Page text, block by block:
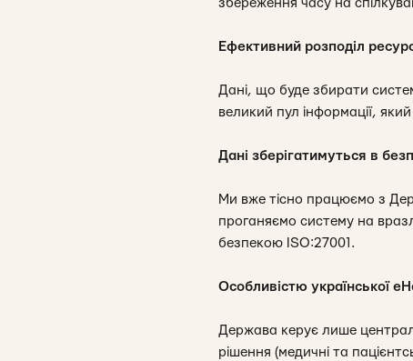
збереження часу на
Ефективний розподіл
Дані, що буде збирати
великий пул інформації,
Дані зберігатимуться в
Ми вже тісно працюємо з
проганяємо систему на
безпекою ISO:27001.
Особливістю української
Держава керує лише
рішення (медичні та